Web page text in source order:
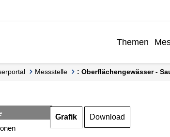
Themen
Messstelle : Oberflächengewässer -
Grafik Download